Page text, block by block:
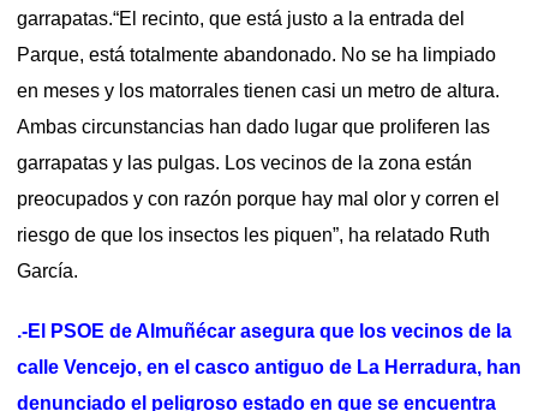
garrapatas.“El recinto, que está justo a la entrada del
Parque, está totalmente abandonado. No se ha limpiado
en meses y los matorrales tienen casi un metro de altura.
Ambas circunstancias han dado lugar que proliferen las
garrapatas y las pulgas. Los vecinos de la zona están
preocupados y con razón porque hay mal olor y corren el
riesgo de que los insectos les piquen”, ha relatado Ruth
García.
.-El PSOE de Almuñécar asegura que los vecinos de la
calle Vencejo, en el casco antiguo de La Herradura, han
denunciado el peligroso estado en que se encuentra